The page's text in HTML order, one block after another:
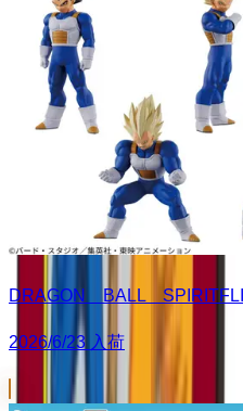
DRAGON BALL
2026/6/23 入荷